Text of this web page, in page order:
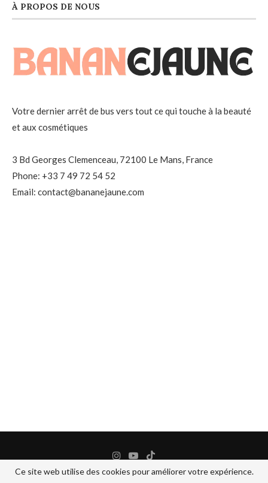
À PROPOS DE NOUS
Votre dernier arrêt de bus vers tout ce qui touche à la beauté
et aux cosmétiques
3 Bd Georges Clemenceau, 72100 Le Mans, France
Phone: +33 7 49 72 54 52
Email: contact@bananejaune.com
Ce site web utilise des cookies pour améliorer votre expérience.